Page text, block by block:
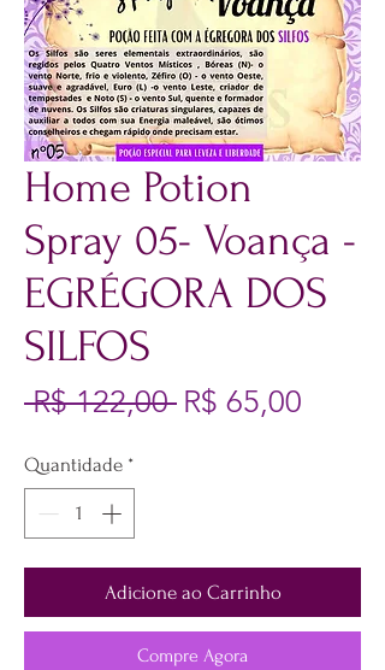
Home Potion
Spray 05- Voança -
EGRÉGORA DOS
SILFOS
R$ 122,00 Preço normal
R$ 65,00
Quantidade *
Adicione ao Carrinho
Compre Agora